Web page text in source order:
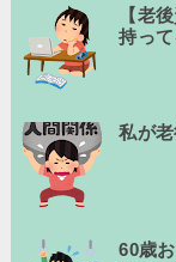
【老
持っ
私が
60歳